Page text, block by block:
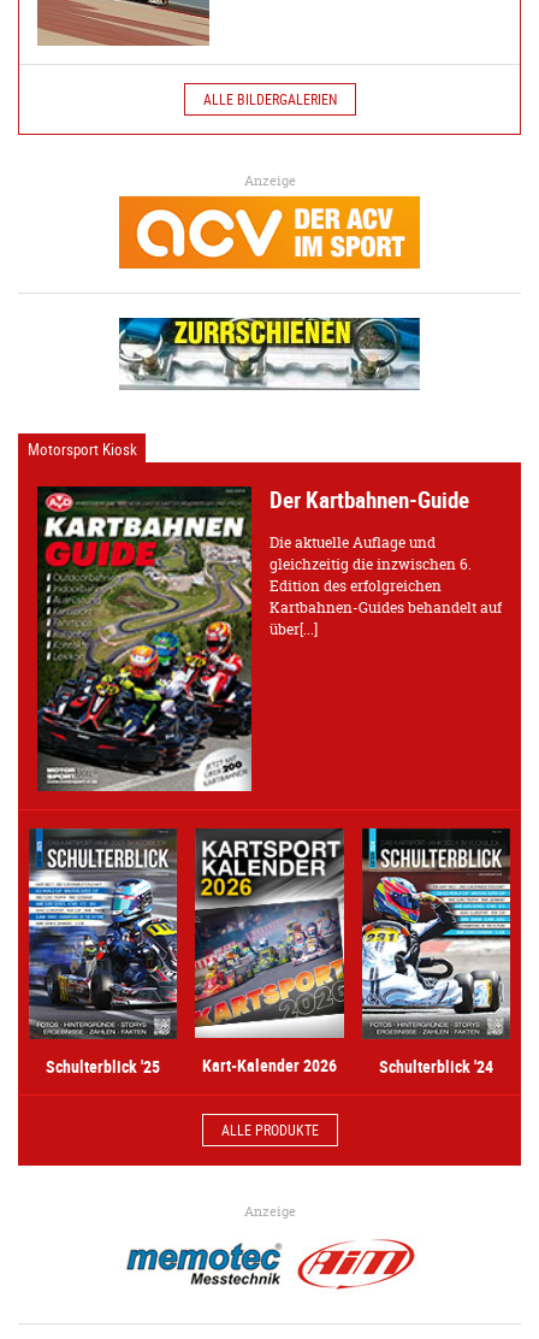
ALLE BILDERGALERIEN
Anzeige
Motorsport Kiosk
Der Kartbahnen-Guide
Die aktuelle Auflage und
gleichzeitig die inzwischen 6.
Edition des erfolgreichen
Kartbahnen-Guides behandelt auf
über[...]
Schulterblick '25 Kart-Kalender 2026 Schulterblick '24
ALLE PRODUKTE
Anzeige